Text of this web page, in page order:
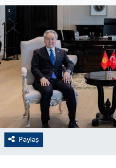
Paylaş
Dış Haberler
Dünya
EĞİTİM
EKONOMİ
English News